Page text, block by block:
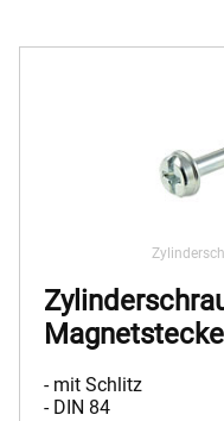
- mit Schlitz
- DIN 84